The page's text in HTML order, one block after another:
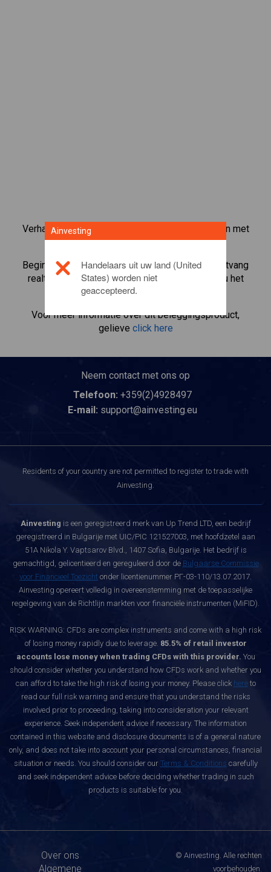
Verhandel meer dan 1000 internationale aandelen met
het CFD-handelsplatform van Ainvesting.
Begin met het handelen in CFD's in Centrica
. Ontvang
realtime koersen en ontvang dividenden alsof u het
aandeel zelf bezit.
Voor meer informatie over dit beleggingsproduct,
gelieve click here
Neem contact met ons op
Telefoon: +359(2)4928497
E-mail: support@ainvesting.eu
Residents of your country are not permitted to register to trade with
Ainvesting.
Ainvesting is een geregistreerd merk van Up Trend LTD, een bedrijf
geregistreerd in Bulgarije met UIC/PIC 121527003, met hoofdzetel aan
51A Nikola Y. Vaptsarov Blvd., 1407 Sofia, Bulgarije. Het bedrijf is
gemachtigd, gelicentieerd en gereguleerd door de Bulgaarse Commissie
voor Financieel Toezicht onder licentienummer РГ-03-110/13.07.2017.
Ainvesting opereert volledig in overeenstemming met de toepasselijke
regelgeving van de Richtlijn markten voor financiële instrumenten (MiFID).
RISK WARNING: CFDs are complex instruments and come with a high risk
of losing money rapidly due to leverage. 85.5% of retail investor
accounts lose money when trading CFDs with this provider. You
should consider whether you understand how CFDs work and whether you
can afford to take the high risk of losing your money. Please click hereto
read our full risk warning and ensure that you understand the risks
involved prior to proceeding, taking into consideration your relevant
experience. Seek independent advice if necessary. The information
contained in this website and disclosure documents is of a general nature
only, and does not take into account your personal circumstances, financial
situation or needs. You should consider our Terms & Conditions carefully
and seek independent advice before deciding whether trading in such
products is suitable for you.
Over ons
Algemene
© Ainvesting. Alle rechten
voorbehouden.
Ainvesting
Handelaars uit uw land (United
States) worden niet
geaccepteerd.